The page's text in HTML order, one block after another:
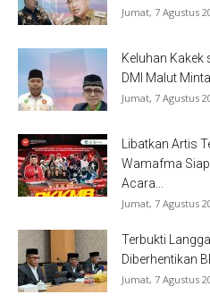
Jumat, 7 Agustus
Keluhan Kakek
DMI Malut
Jumat, 7 Agustus
Libatkan Artis
Wamafma
Acara...
Jumat, 7 Agustus
Terbukti
Diberhentikan
Jumat, 7 Agustus